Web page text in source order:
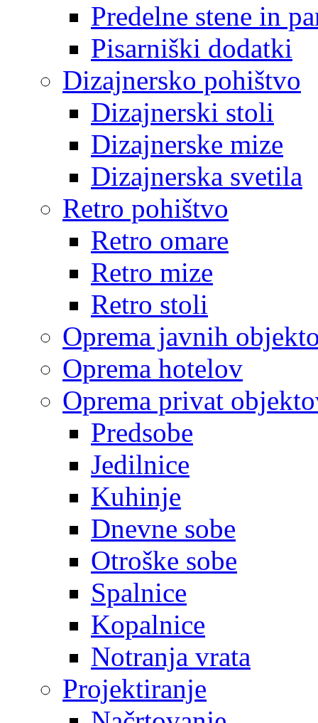
Predelne stene in
Pisarniški dodatki
Dizajnersko pohištvo
Dizajnerski stoli
Dizajnerske mize
Dizajnerska svetila
Retro pohištvo
Retro omare
Retro mize
Retro stoli
Oprema javnih
Oprema hotelov
Oprema privat
Predsobe
Jedilnice
Kuhinje
Dnevne sobe
Otroške sobe
Spalnice
Kopalnice
Notranja vrata
Projektiranje